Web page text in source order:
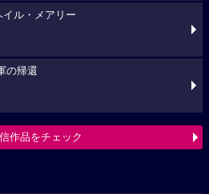
ル・メアリー
の帰還
作品をチェック